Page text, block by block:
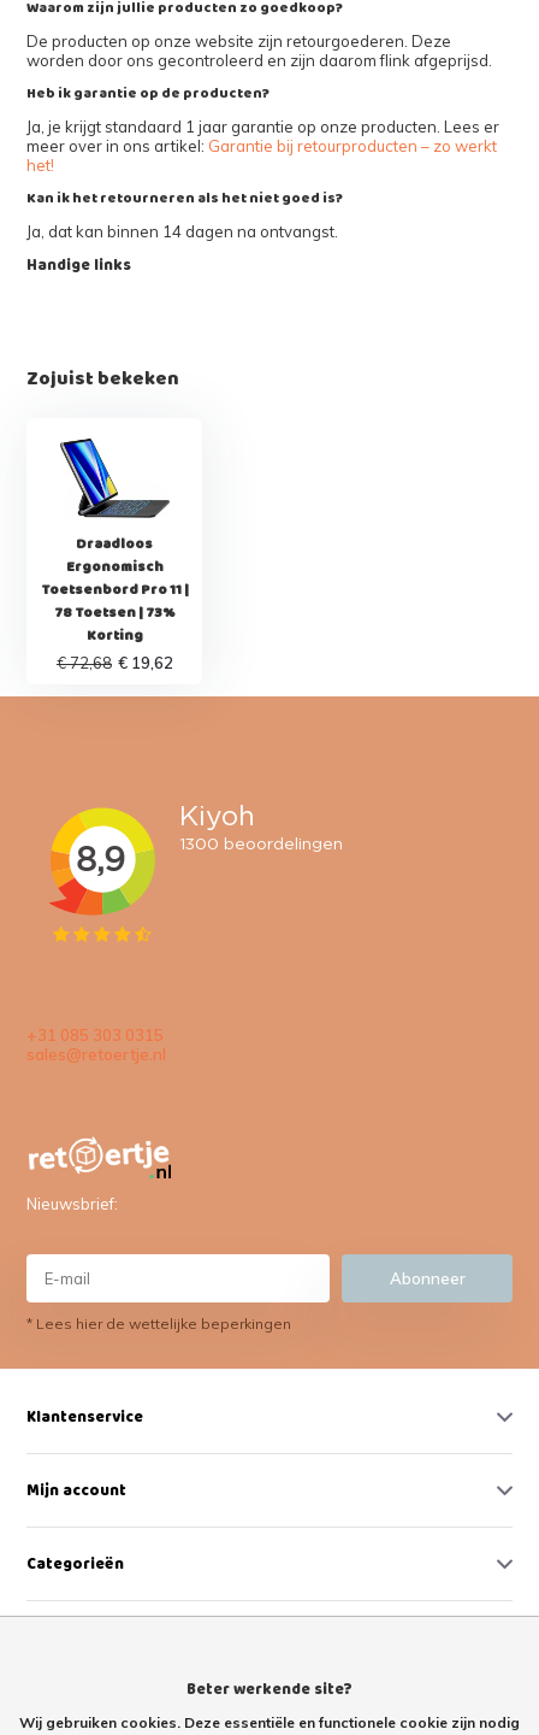
Waarom zijn jullie producten zo goedkoop?
De producten op onze website zijn retourgoederen. Deze
worden door ons gecontroleerd en zijn daarom flink afgeprijsd.
Heb ik garantie op de producten?
Ja, je krijgt standaard 1 jaar garantie op onze producten. Lees er
meer over in ons artikel: Garantie bij retourproducten – zo werkt
het!
Kan ik het retourneren als het niet goed is?
Ja, dat kan binnen 14 dagen na ontvangst.
Handige links
Zojuist bekeken
Draadloos
Ergonomisch
Toetsenbord Pro 11 |
78 Toetsen | 73%
Korting
€ 72,68 € 19,62
+31 085 303 0315
sales@retoertje.nl
Nieuwsbrief:
Abonneer
* Lees hier de wettelijke beperkingen
Klantenservice
Mijn account
Categorieën
Beter werkende site?
Wij gebruiken cookies. Deze essentiële en functionele cookie zijn nodig